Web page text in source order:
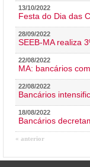
13/10/2022
Festa do Dia das
28/09/2022
SEEB-MA realiza
22/08/2022
MA: bancários
22/08/2022
Bancários
18/08/2022
Bancários
« anterior